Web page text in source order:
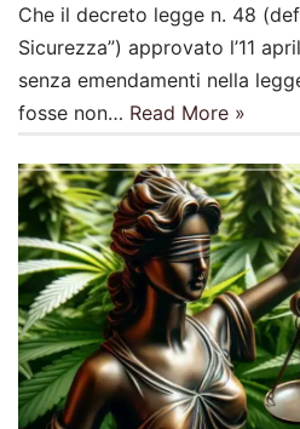
Che il decreto legge n. 48
Sicurezza”) approvato l’11
senza emendamenti nella
fosse non… Read More »